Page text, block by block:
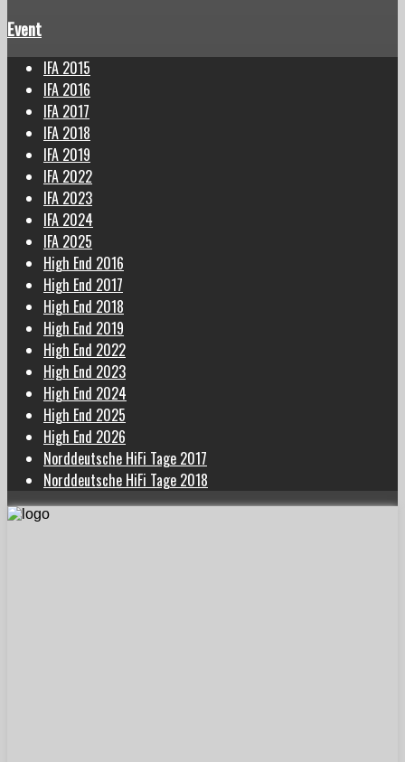
Event
IFA 2015
IFA 2016
IFA 2017
IFA 2018
IFA 2019
IFA 2022
IFA 2023
IFA 2024
IFA 2025
High End 2016
High End 2017
High End 2018
High End 2019
High End 2022
High End 2023
High End 2024
High End 2025
High End 2026
Norddeutsche HiFi Tage 2017
Norddeutsche HiFi Tage 2018